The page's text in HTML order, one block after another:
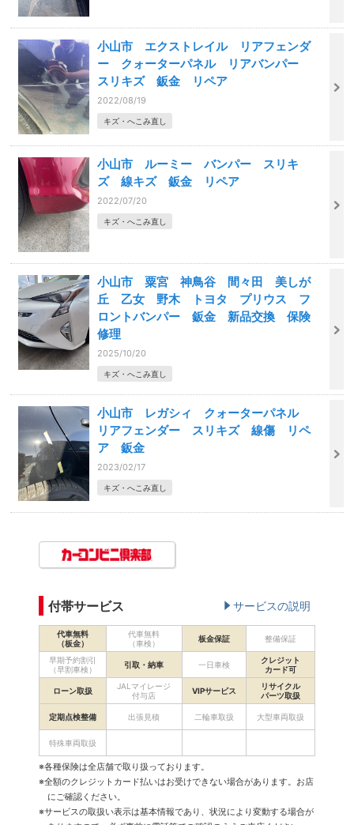
小山市 エクストレイル リアフェンダ
ー クォーターパネル リアバンパー
スリキズ 鈑金 リペア
2022/08/19
キズ・へこみ直し
小山市 ルーミー バンパー スリキ
ズ 線キズ 鈑金 リペア
2022/07/20
キズ・へこみ直し
小山市 粟宮 神鳥谷 間々田 美しが
丘 乙女 野木 トヨタ プリウス フ
ロントバンパー 鈑金 新品交換 保険
修理
2025/10/20
キズ・へこみ直し
小山市 レガシィ クォーターパネル
リアフェンダー スリキズ 線傷 リペ
ア 鈑金
2023/02/17
キズ・へこみ直し
付帯サービス サービスの説明
代車無料
（板金）
代車無料
（車検）
板金保証 整備保証
早期予約割引
（早割車検）
引取・納車 一日車検
クレジット
カード可
ローン取扱
JALマイレージ
付与店
VIPサービス
リサイクル
パーツ取扱
定期点検整備 出張見積 二輪車取扱 大型車両取扱
特殊車両取扱
※各種保険は全店舗で取り扱っております。
※全額のクレジットカード払いはお受けできない場合があります。お店
にご確認ください。
※サービスの取扱い表示は基本情報であり、状況により変動する場合が